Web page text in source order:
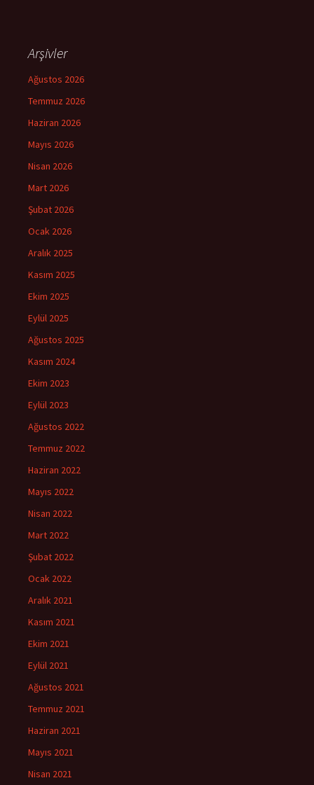
Arşivler
Ağustos 2026
Temmuz 2026
Haziran 2026
Mayıs 2026
Nisan 2026
Mart 2026
Şubat 2026
Ocak 2026
Aralık 2025
Kasım 2025
Ekim 2025
Eylül 2025
Ağustos 2025
Kasım 2024
Ekim 2023
Eylül 2023
Ağustos 2022
Temmuz 2022
Haziran 2022
Mayıs 2022
Nisan 2022
Mart 2022
Şubat 2022
Ocak 2022
Aralık 2021
Kasım 2021
Ekim 2021
Eylül 2021
Ağustos 2021
Temmuz 2021
Haziran 2021
Mayıs 2021
Nisan 2021